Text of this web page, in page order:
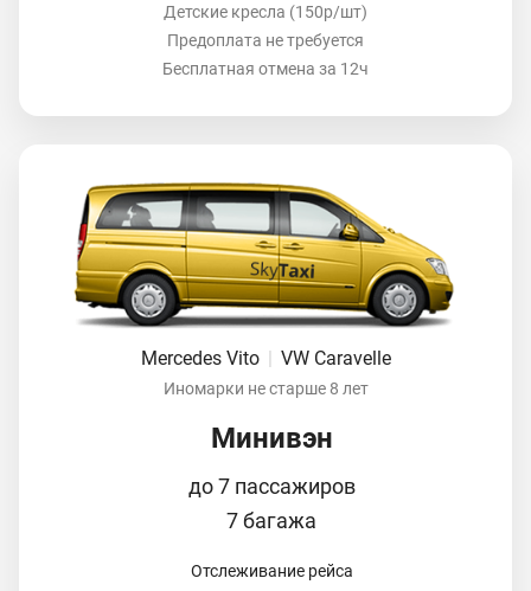
Детские кресла (150р/шт)
Предоплата не требуется
Бесплатная отмена за 12ч
Mercedes Vito VW Caravelle
Иномарки не старше 8 лет
Минивэн
до 7 пассажиров
7 багажа
Отслеживание рейса